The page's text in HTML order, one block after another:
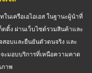
นเครือเอไอเอส ในฐานะผู้นำที่
ติ้ง ผ่านเว็บไซต์รวมสินค้าและ
สอบและยืนยันตัวตนจริง และ
ะมอบบริการที่เหนือความคาด
าพ